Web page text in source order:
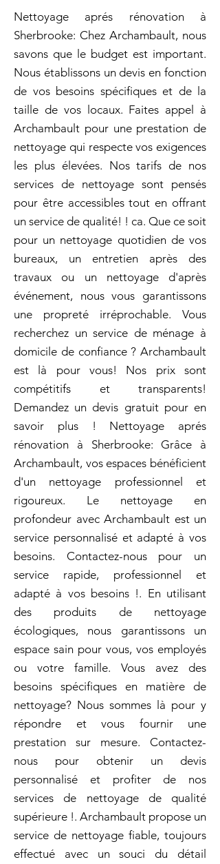
Nettoyage aprés rénovation à
Sherbrooke: Chez Archambault, nous
savons que le budget est important.
Nous établissons un devis en fonction
de vos besoins spécifiques et de la
taille de vos locaux. Faites appel à
Archambault pour une prestation de
nettoyage qui respecte vos exigences
les plus élevées. Nos tarifs de nos
services de nettoyage sont pensés
pour être accessibles tout en offrant
un service de qualité! ! ca. Que ce soit
pour un nettoyage quotidien de vos
bureaux, un entretien après des
travaux ou un nettoyage d'après
événement, nous vous garantissons
une propreté irréprochable. Vous
recherchez un service de ménage à
domicile de confiance ? Archambault
est là pour vous! Nos prix sont
compétitifs et transparents!
Demandez un devis gratuit pour en
savoir plus ! Nettoyage aprés
rénovation à Sherbrooke: Grâce à
Archambault, vos espaces bénéficient
d'un nettoyage professionnel et
rigoureux. Le nettoyage en
profondeur avec Archambault est un
service personnalisé et adapté à vos
besoins. Contactez-nous pour un
service rapide, professionnel et
adapté à vos besoins !. En utilisant
des produits de nettoyage
écologiques, nous garantissons un
espace sain pour vous, vos employés
ou votre famille. Vous avez des
besoins spécifiques en matière de
nettoyage? Nous sommes là pour y
répondre et vous fournir une
prestation sur mesure. Contactez-
nous pour obtenir un devis
personnalisé et profiter de nos
services de nettoyage de qualité
supérieure !. Archambault propose un
service de nettoyage fiable, toujours
effectué avec un souci du détail